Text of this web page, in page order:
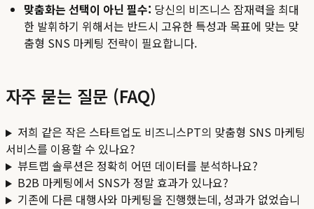
맞춤화는 선택이 아닌 필수: 당신의 비즈니스 잠재력을 최대
한 발휘하기 위해서는 반드시 고유한 특성과 목표에 맞는 맞
춤형 SNS 마케팅 전략이 필요합니다.
자주 묻는 질문 (FAQ)
저희 같은 작은 스타트업도 비즈니스PT의 맞춤형 SNS 마케팅
서비스를 이용할 수 있나요?
뷰트랩 솔루션은 정확히 어떤 데이터를 분석하나요?
B2B 마케팅에서 SNS가 정말 효과가 있나요?
기존에 다른 대행사와 마케팅을 진행했는데, 성과가 없었습니